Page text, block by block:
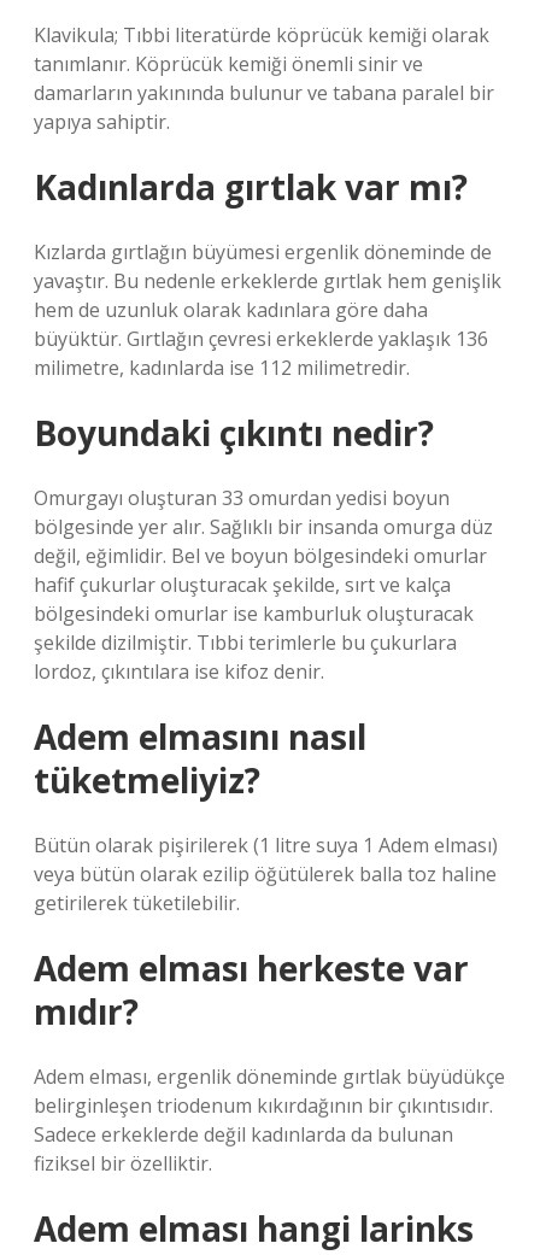
Klavikula; Tıbbi literatürde köprücük kemiği olarak
tanımlanır. Köprücük kemiği önemli sinir ve
damarların yakınında bulunur ve tabana paralel bir
yapıya sahiptir.
Kadınlarda gırtlak var mı?
Kızlarda gırtlağın büyümesi ergenlik döneminde de
yavaştır. Bu nedenle erkeklerde gırtlak hem genişlik
hem de uzunluk olarak kadınlara göre daha
büyüktür. Gırtlağın çevresi erkeklerde yaklaşık 136
milimetre, kadınlarda ise 112 milimetredir.
Boyundaki çıkıntı nedir?
Omurgayı oluşturan 33 omurdan yedisi boyun
bölgesinde yer alır. Sağlıklı bir insanda omurga düz
değil, eğimlidir. Bel ve boyun bölgesindeki omurlar
hafif çukurlar oluşturacak şekilde, sırt ve kalça
bölgesindeki omurlar ise kamburluk oluşturacak
şekilde dizilmiştir. Tıbbi terimlerle bu çukurlara
lordoz, çıkıntılara ise kifoz denir.
Adem elmasını nasıl
tüketmeliyiz?
Bütün olarak pişirilerek (1 litre suya 1 Adem elması)
veya bütün olarak ezilip öğütülerek balla toz haline
getirilerek tüketilebilir.
Adem elması herkeste var
mıdır?
Adem elması, ergenlik döneminde gırtlak büyüdükçe
belirginleşen triodenum kıkırdağının bir çıkıntısıdır.
Sadece erkeklerde değil kadınlarda da bulunan
fiziksel bir özelliktir.
Adem elması hangi larinks